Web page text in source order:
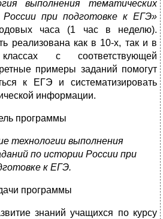
выполнения тематических
при подготовке к ЕГЭ»
часа (1 час в неделю).
реализована как в 10-х, так и в
с соответствующей
примеры заданий помогут
к ЕГЭ и систематизировать
информации.
программы
технологии выполнения
по истории России при
к ЕГЭ.
программы
знаний учащихся по курсу